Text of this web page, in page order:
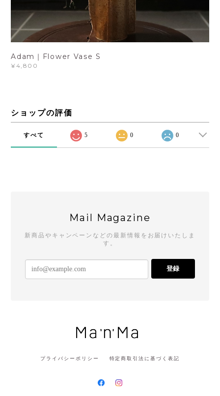
Adam｜Flower Vase S
¥4,800
ショップの評価
すべて 5 0 0
Mail Magazine
新商品やキャンペーンなどの最新情報をお届けいたしま
す。
登録
プライバシーポリシー 特定商取引法に基づく表記